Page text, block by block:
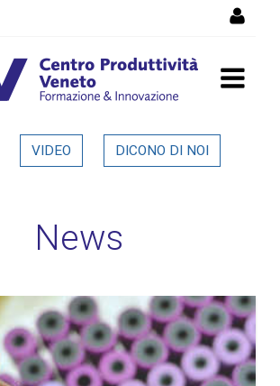
in evidenza
VIDEO DICONO DI NOI
News